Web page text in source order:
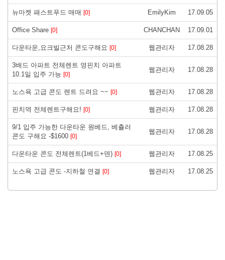
뉴마켓 패스트푸드 매매 [0] EmilyKim 17.09.05
Office Share [0] CHANCHAN 17.09.01
다운타운,요크빌근처 콘도구해요 [0] 웹관리자 17.08.28
3배드 아파트 전체렌트 영핀치 아파트
10.1일 입주 가능 [0]
웹관리자 17.08.28
노스욕 고급 콘도 렌트 드려요 ~~ [0] 웹관리자 17.08.28
핀치역 전체렌트구해요! [0] 웹관리자 17.08.28
9/1 입주 가능한 다운타운 원베드, 베츌러
콘도 구해요 -$1600 [0]
웹관리자 17.08.28
다운타운 콘도 전체렌트(1베드+덴) [0] 웹관리자 17.08.25
노스욕 고급 콘도 -지하철 연결 [0] 웹관리자 17.08.25